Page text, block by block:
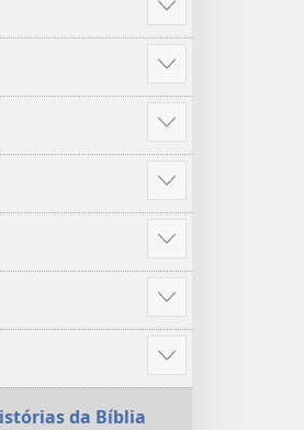
Mostrar
mais
Mostrar
mais
Mostrar
mais
Mostrar
mais
Mostrar
mais
Mostrar
mais
Mostrar
mais
da Bíblia